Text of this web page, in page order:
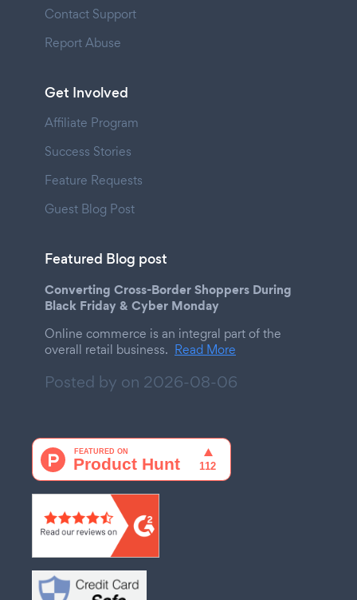
Contact Support
Report Abuse
Get Involved
Affiliate Program
Success Stories
Feature Requests
Guest Blog Post
Featured Blog post
Converting Cross-Border Shoppers During
Black Friday & Cyber Monday
Online commerce is an integral part of the
overall retail business. Read More
Posted by on 2026-08-06